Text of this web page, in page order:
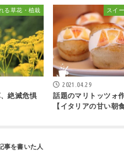
る草花・植栽
絶滅危惧
スイ
2021.04.29
話題のマリトッツォ
【イタリアの甘い朝